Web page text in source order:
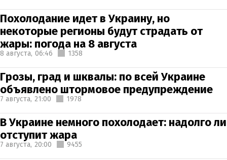
Похолодание идет в Украину, но
некоторые регионы будут страдать от
жары: погода на 8 августа
8 августа, 06:46 1358
Грозы, град и шквалы: по всей Украине
объявлено штормовое предупреждение
7 августа, 21:00 1978
В Украине немного похолодает: надолго ли
отступит жара
7 августа, 20:00 9455